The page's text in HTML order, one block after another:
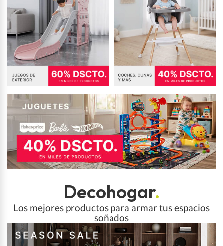
Decohogar.
Los mejores productos para armar tus espacios
soñados